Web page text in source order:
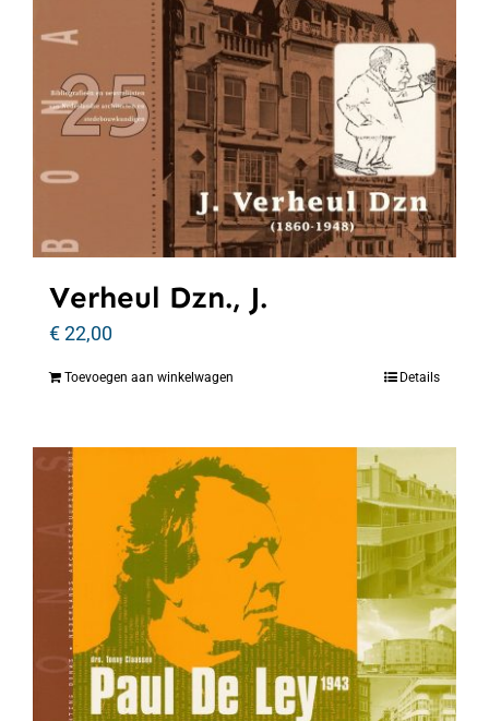
Verheul Dzn., J.
€22,00
Toevoegen aan winkelwagen Details